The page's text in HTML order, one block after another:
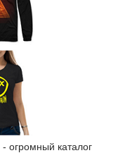
- огромный каталог